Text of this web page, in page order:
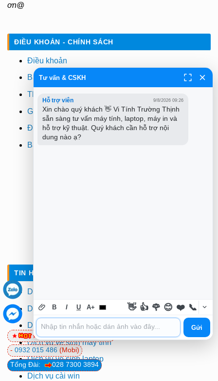
ơn@
ĐIỀU KHOẢN - CHÍNH SÁCH
Điều khoản
Bảo mật
Thanh toán
Giao hàng
Đổi trả
Bảo hành
TIN HỌC TRƯỜNG TÍN TẠI TPHCM
Dịch vụ sửa laptop tận nơi
Dịch vụ sửa máy tính
Dịch vụ cài đặt máy tính
Dịch vụ vệ sinh máy tính
Dịch vụ vệ sinh laptop
Dịch vụ cài win
Tổng Đài: 028 7300 3894
- 0932 015 486 (Mobi)
0981 81 32 72(Viettel)
Tư vấn & CSKH
Hỗ trợ viên 9/8/2026 09:26
Xin chào quý khách 👋 Vi Tính Trường Thịnh
sẵn sàng tư vấn máy tính, laptop, máy in và
hỗ trợ kỹ thuật. Quý khách cần hỗ trợ nội
dung nào ạ?
B I U A+ 👋 👍 🌹 😊 ❤️ 📞
Gửi